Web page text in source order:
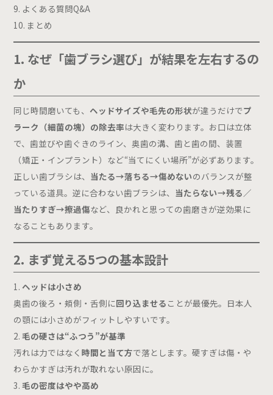
一般歯科
予防歯科
矯正歯科
審美歯科
ホワイトニング
ホワイトスポット治療
静脈内鎮静法
Price
お子さんを持つお母さまへ
診療時間 月 火 水 木
（第1,3週）
9:00 - 12:30
14:30 - 18:00 ● ● ● − ● ○ −
休診日：月曜日午前・木曜・日曜（第2,4,5週）・祝日
よくある質問Q&A
まとめ
1. なぜ「歯ブラシ選び」が結果を左右するの
か
同じ時間磨いても、 ヘッドサイズや毛先の形状が違うだけでプ
ラーク（細菌の塊）の除去率は大きく変わります。お口は立体
で、歯並びや歯ぐきのライン、奥歯の溝、歯と歯の間、装置
（矯正・インプラント）など“当てにくい場所”が必ずあります。
正しい歯ブラシは、 当たる→落ちる→傷めないのバランスが整
っている道具。逆に合わない歯ブラシは、 当たらない→残る／
当たりすぎ→擦過傷など、良かれと思っての歯磨きが逆効果に
なることもあります。
2. まず覚える5つの基本設計
ヘッドは小さめ
奥歯の後ろ・頬側・舌側に回り込ませる ことが最優先。日本人
の顎には小さめがフィットしやすいです。
毛の硬さは“ふつう”が基準
汚れは力ではなく時間と当て方で落とします。硬すぎは傷・や
わらかすぎは汚れが取れない原因に。
毛の密度はやや高め